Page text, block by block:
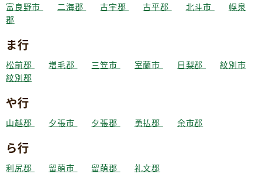
富良野市
二海郡 古宇郡 古平郡 北斗市
幌泉
郡
ま行
松前郡 増毛郡 三笠市 室蘭市 目梨郡
紋別市
紋別郡
や行
山越郡 夕張市 夕張郡 勇払郡 余市郡
ら行
利尻郡 留萌市 留萌郡 礼文郡